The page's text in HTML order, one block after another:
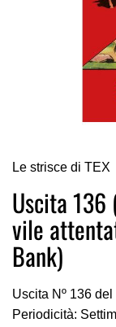
all'inizio
della
galleria
di
immagini
Le strisce di TEX
Uscita 136
vile
Bank)
Uscita Nº 136
Periodicità: